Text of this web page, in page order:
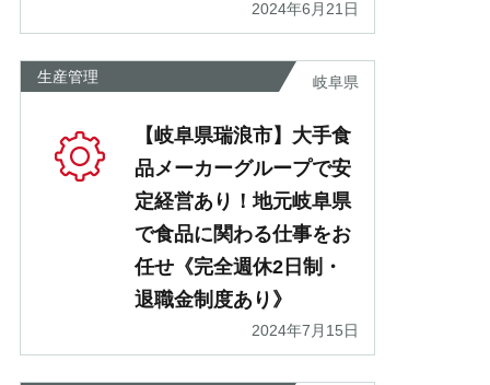
2024年6月21日
生産管理 岐阜県
【岐阜県瑞浪市】大手食
品メーカーグループで安
定経営あり！地元岐阜県
で食品に関わる仕事をお
任せ《完全週休2日制・
退職金制度あり》
2024年7月15日